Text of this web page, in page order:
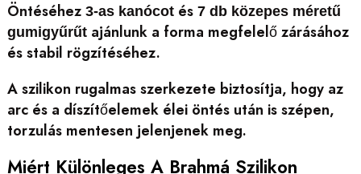
Öntéséhez 3-as kanócotés 7 db közepes méretű
gumigyűrűtajánlunk a forma megfelelő zárásához
és stabil rögzítéséhez.
A szilikon rugalmas szerkezete biztosítja, hogy az
arc és a díszítőelemek élei öntés után is szépen,
torzulás mentesen jelenjenek meg.
Miért Különleges A Brahmá Szilikon